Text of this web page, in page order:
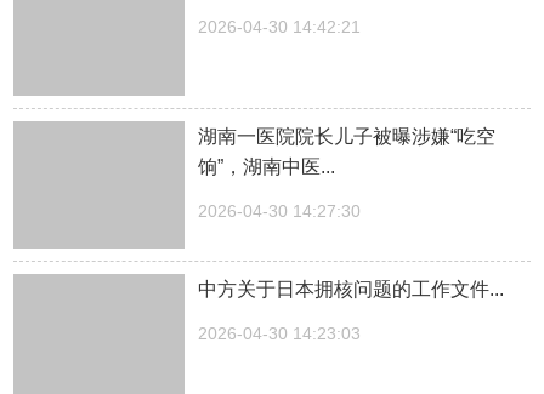
2026-04-30 14:42:21
湖南一医院院长儿子被曝涉嫌“吃空
饷”，湖南中医...
2026-04-30 14:27:30
中方关于日本拥核问题的工作文件...
2026-04-30 14:23:03